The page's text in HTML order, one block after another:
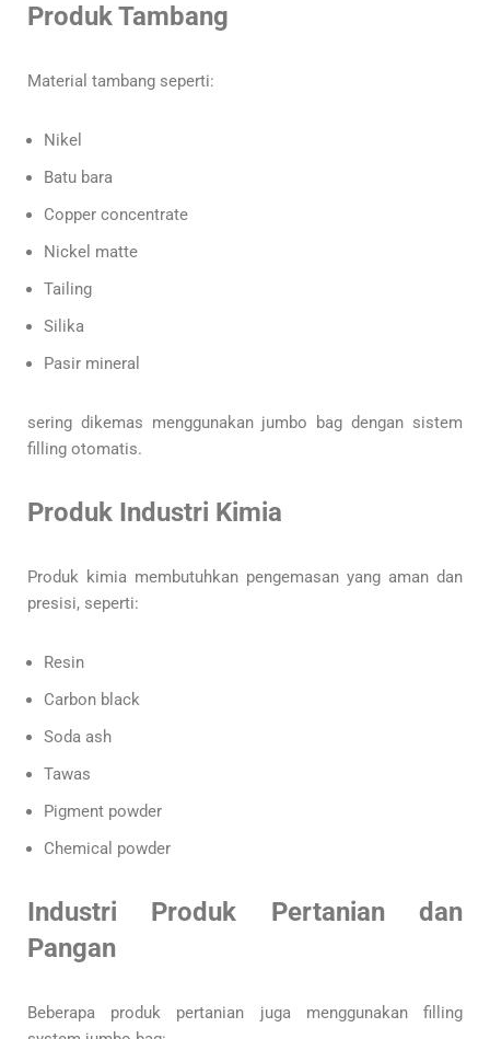
Produk Tambang
Material tambang seperti:
Nikel
Batu bara
Copper concentrate
Nickel matte
Tailing
Silika
Pasir mineral
sering dikemas menggunakan jumbo bag dengan sistem
filling otomatis.
Produk Industri Kimia
Produk kimia membutuhkan pengemasan yang aman dan
presisi, seperti:
Resin
Carbon black
Soda ash
Tawas
Pigment powder
Chemical powder
Industri Produk Pertanian dan
Pangan
Beberapa produk pertanian juga menggunakan filling